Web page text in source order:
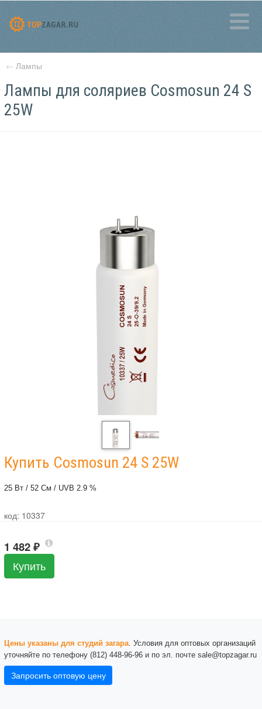
← Лампы
Лампы для соляриев Cosmosun 24 S
25W
Купить Cosmosun 24 S 25W
25 Вт / 52 См / UVB 2.9 %
код: 10337
1 482 ₽
Купить
Цены указаны для студий загара . Условия для оптовых организаций
уточняйте по телефону (812) 448-96-96 и по эл. почте sale@topzagar.ru
Запросить оптовую цену